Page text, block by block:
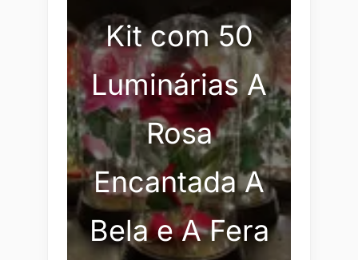
Kit com 50
Luminárias A
Rosa
Encantada A
Bela e A Fera